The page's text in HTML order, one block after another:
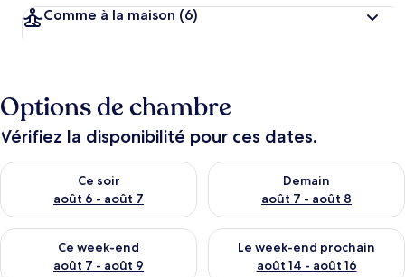
Comme à la maison (6)
Options de chambre
Vérifiez la disponibilité pour ces dates.
Ce soir
août 6 - août 7
Vérifier la disponibilité pour ce soir août 6 - août 7
Demain
août 7 - août 8
Vérifier la disponibilité pour
Ce week-end
août 7 - août 9
Vérifier la disponibilité pour ce week-end août 7 - août 9
Le week-end prochain
août 14 - août 16
Vérifier la disponibilité pour